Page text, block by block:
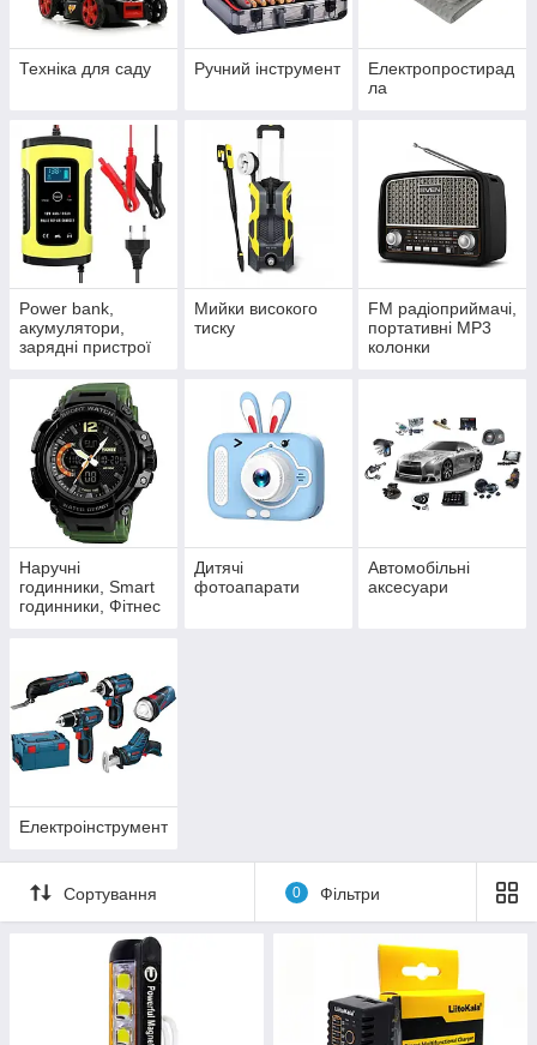
Техніка для саду Ручний інструмент
Електропростирад
ла
Power bank,
акумулятори,
зарядні пристрої
Мийки високого
тиску
FM радіоприймачі,
портативні MP3
колонки
Наручні
годинники, Smart
годинники, Фітнес
Дитячі
фотоапарати
Автомобільні
аксесуари
Електроінструмент
Сортування 0 Фільтри